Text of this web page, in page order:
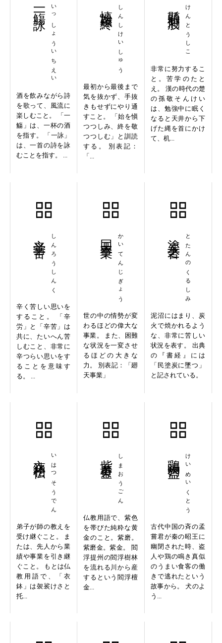
いっしょういちえい
一觴一詠
酒を飲みながら詩
を歌って、風流に
楽しむこと。 「一
觴」は、一杯の酒
を指す。 「一詠」
は、一首の詩を詠
むことを指す。 ...
しんしけいしゅう
最初から最後まで
気を抜かず、手抜
きもせずにやり通
すこと。 「始を愼
つつしみ、終を敬
つつしむ」と訓読
する。 別表記：
「...
けんとうしこ
非常に努力するこ
と。苦学のたと
え。 漢の時代の楚
の孫敬そんけい
は、勉強中に眠く
なると天井から下
げた縄を首にかけ
て、机...
しんろうしんく
辛く苦しい思いを
すること。 「辛
労」と「辛苦」は
共に、たいへん苦
しむこと、非常に
辛つらい思いをす
ることを意味す
る。 ...
かいてんじぎょう
世の中の情勢が変
わるほどの偉大な
事業。 また、困難
な状況を一変させ
るほどの大きな
力。 別表記：「廻
天事業」
とたんのくるしみ
泥沼にはまり、炭
火で焼かれるよう
な、非常に苦しい
状況を表す。 出典
の『書経』には
「民塗炭に墜つ」
と記されている。
いはつそうでん
弟子が師の教えを
受け継ぐこと。 ま
たは、先人から業
績や事業を引き継
ぐこと。 もとは仏
教用語で、「衣
鉢」は袈裟けさと
托...
しまおうごん
仏教用語で、紫色
を帯びた純粋な黄
金のこと。紫磨。
紫磨金。紫金。 閻
浮提州の閻浮樹林
を流れる川から産
するという閻浮檀
金...
けいめいくとう
古代中国の斉の孟
嘗君が秦の昭王に
幽閉された時、盗
人や鶏の鳴き真似
のうまい食客の働
きで逃れたという
故事から。 犬のよ
う...